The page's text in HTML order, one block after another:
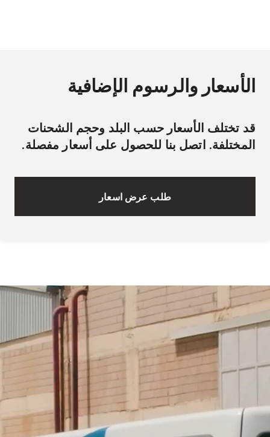
الأسعار والرسوم الإضافية
قد تختلف الأسعار حسب البلد وحجم الشحنات
المختلفة. اتصل بنا للحصول على أسعار مفصلة.
طلب عرض اسعار